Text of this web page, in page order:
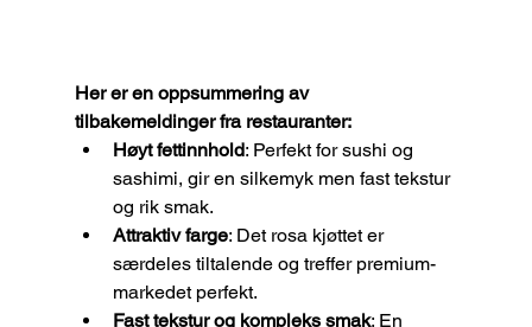
Her er en oppsummering av
tilbakemeldinger fra restauranter:
Høyt fettinnhold: Perfekt for sushi og
sashimi, gir en silkemyk men fast tekstur
og rik smak.
Attraktiv farge: Det rosa kjøttet er
særdeles tiltalende og treffer premium-
markedet perfekt.
Fast tekstur og kompleks smak: En